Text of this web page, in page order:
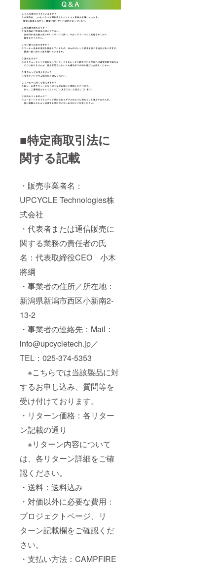
■特定商取引法に
関する記載
・販売事業者名：
UPCYCLE Technologies株
式会社
・代表者または通信販売に
関する業務の責任者の氏
名：代表取締役CEO 小木
將綱
・事業者の住所／所在地：
新潟県新潟市西区小新南2-
13-2
・事業者の連絡先：Mail：
info@upcycletech.jp／
TEL：025-374-5353
※こちらでは当該製品に対
するお申し込み、質問等を
受け付けております。
・リターン価格：各リター
ン記載の通り
※リターン内容について
は、各リターン詳細をご確
認ください。
・送料：送料込み
・対価以外に必要な費用：
プロジェクトページ、リ
ターン記載欄をご確認くだ
さい。
・支払い方法：CAMPFIRE